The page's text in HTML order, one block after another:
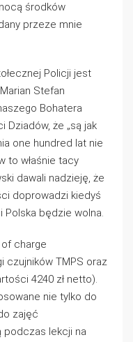
środków
przeze mnie
Policji jest
Stefan
Bohatera
Dziadów, że „są jak
one hundred lat nie
to właśnie tacy
dawali nadzieję, że
doprowadzi kiedyś
będzie wolna.
charge
czujników TMPS oraz
4240 zł netto).
nie tylko do
zajęć
lekcji na